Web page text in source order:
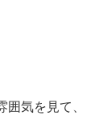
気を見て、